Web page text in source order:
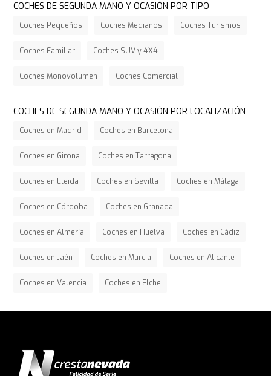
COCHES DE SEGUNDA MANO Y OCASIÓN POR TIPO
Coches Pequeños Coches Medianos Coches Turismos
Coches Familiar Coches SUV y 4X4
Coches Monovolumen Coches Comercial
COCHES DE SEGUNDA MANO Y OCASIÓN POR LOCALIZACIÓN
Coches en Madrid Coches en Barcelona
Coches en Girona Coches en Tarragona
Coches en Lleida Coches en Sevilla Coches en Málaga
Coches en Córdoba Coches en Granada
Coches en Almería Coches en Huelva Coches en Cádiz
Coches en Jaén Coches en Murcia Coches en Alicante
Coches en Valencia Coches en Elche